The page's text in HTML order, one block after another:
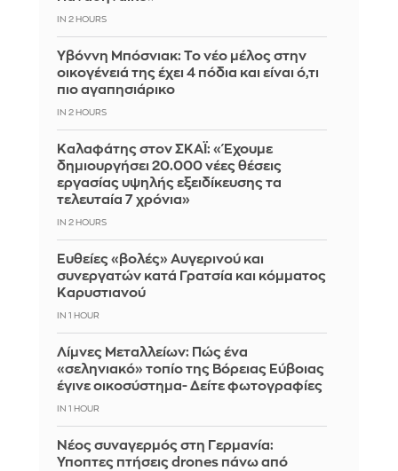
IN 2 HOURS
Υβόννη Μπόσνιακ: Το νέο μέλος στην
οικογένειά της έχει 4 πόδια και είναι ό,τι
πιο αγαπησιάρικο
IN 2 HOURS
Καλαφάτης στον ΣΚΑΪ: «Έχουμε
δημιουργήσει 20.000 νέες θέσεις
εργασίας υψηλής εξειδίκευσης τα
τελευταία 7 χρόνια»
IN 2 HOURS
Ευθείες «βολές» Αυγερινού και
συνεργατών κατά Γρατσία και κόμματος
Καρυστιανού
IN 1 HOUR
Λίμνες Μεταλλείων: Πώς ένα
«σεληνιακό» τοπίο της Βόρειας Εύβοιας
έγινε οικοσύστημα- Δείτε φωτογραφίες
IN 1 HOUR
Νέος συναγερμός στη Γερμανία:
Ύποπτες πτήσεις drones πάνω από